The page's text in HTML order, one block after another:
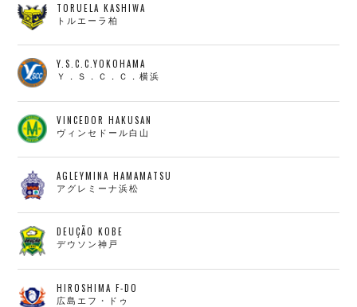
TORUELA KASHIWA
トルエーラ柏
Y.S.C.C.YOKOHAMA
Ｙ．Ｓ．Ｃ．Ｃ．横浜
VINCEDOR HAKUSAN
ヴィンセドール白山
AGLEYMINA HAMAMATSU
アグレミーナ浜松
DEUÇÃO KOBE
デウソン神戸
HIROSHIMA F-DO
広島エフ・ドゥ